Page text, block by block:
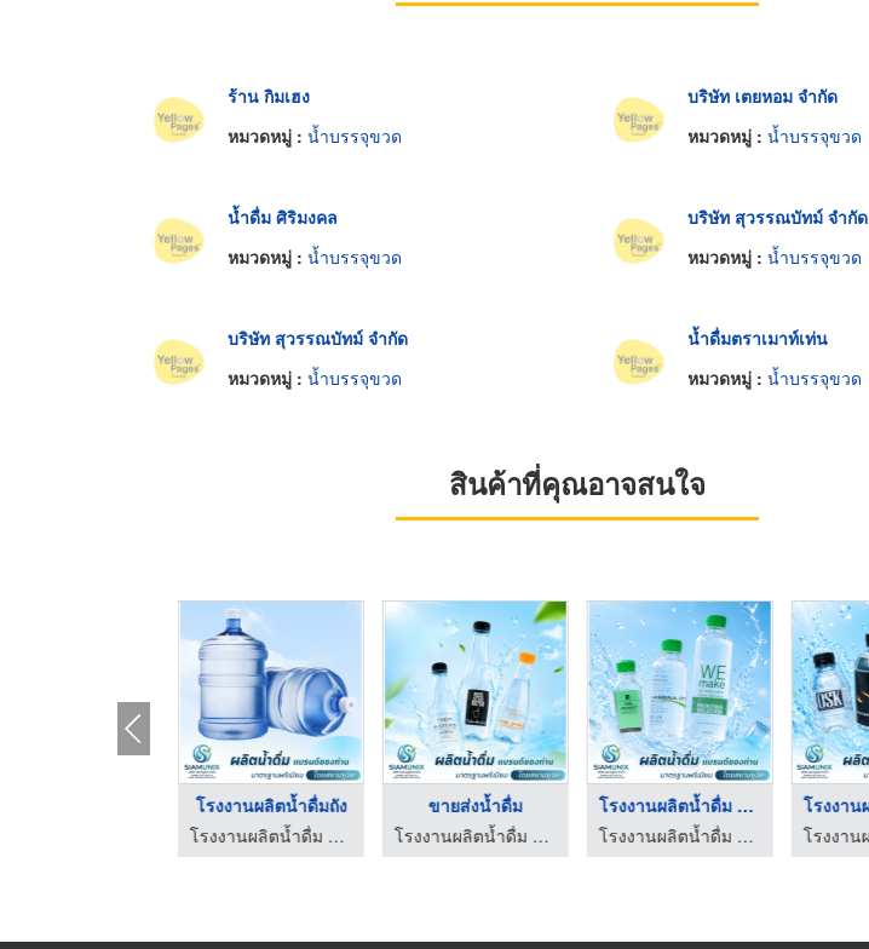
ร้าน กิมเฮง
หมวดหมู่ : น้ำบรรจุขวด
บริษัท เตยหอม จำกัด
หมวดหมู่ : น้ำบรรจุขวด
น้ำดื่ม ศิริมงคล
หมวดหมู่ : น้ำบรรจุขวด
บริษัท สุวรรณบัทม์ จำกัด
หมวดหมู่ : น้ำบรรจุขวด
บริษัท สุวรรณบัทม์ จำกัด
หมวดหมู่ : น้ำบรรจุขวด
น้ำดื่มตราเมาท์เท่น
หมวดหมู่ : น้ำบรรจุขวด
สินค้าที่คุณอาจสนใจ
โรงงานผลิตน้ำดื่มถัง
โรงงานผลิตน้ำดื่ม OEM - สยามยูนิค
ขายส่งน้ำดื่ม
โรงงานผลิตน้ำดื่ม OEM - สยามยูนิค
โรงงานผลิตน้ำดื่ม พร ...
โรงงานผลิตน้ำดื่ม OEM - สยามยูนิค